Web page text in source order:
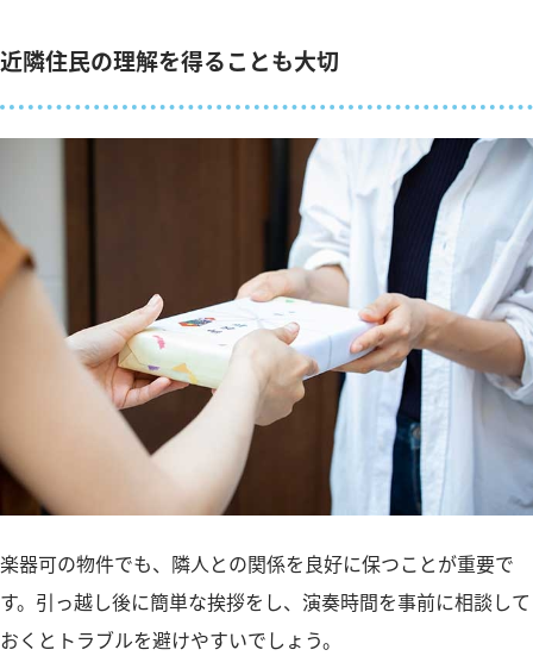
近隣住民の理解を得ることも大切
楽器可の物件でも、隣人との関係を良好に保つことが重要で
す。引っ越し後に簡単な挨拶をし、演奏時間を事前に相談して
おくとトラブルを避けやすいでしょう。